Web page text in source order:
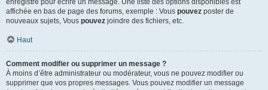
enregistré pour écrire un message. Une liste des options disponibles est
affichée en bas de page des forums, exemple : Vous pouvez poster de
nouveaux sujets, Vous pouvez joindre des fichiers, etc.
Haut
Comment modifier ou supprimer un message ?
À moins d’être administrateur ou modérateur, vous ne pouvez modifier ou
supprimer que vos propres messages. Vous pouvez modifier un message